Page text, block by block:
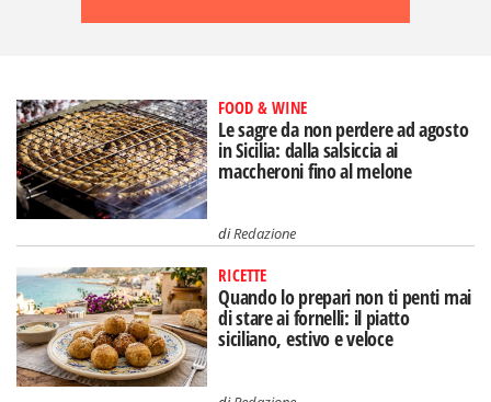
FOOD & WINE
Le sagre da non perdere ad agosto
in Sicilia: dalla salsiccia ai
maccheroni fino al melone
diRedazione
RICETTE
Quando lo prepari non ti penti mai
di stare ai fornelli: il piatto
siciliano, estivo e veloce